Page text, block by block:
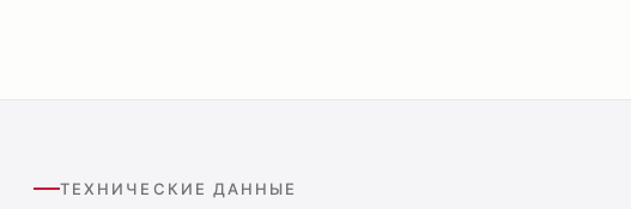
ТЕХНИЧЕСКИЕ ДАННЫЕ